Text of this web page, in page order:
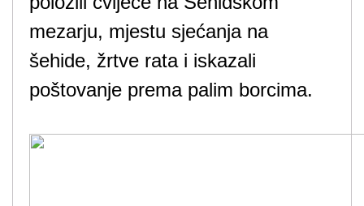
mezarju, mjestu sjećanja na
šehide, žrtve rata i iskazali
poštovanje prema palim borcima.